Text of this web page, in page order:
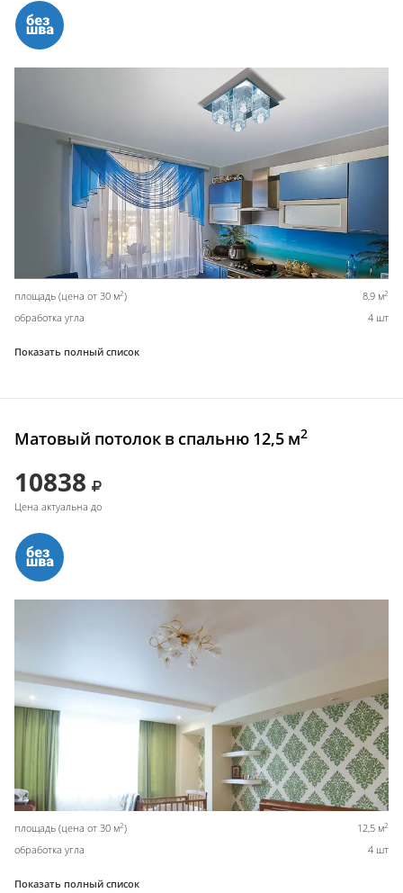
площадь (цена от 30 м2) 8,9 м2
обработка угла 4 шт
Показать полный список
Матовый потолок в спальню 12,5 м2
10838
Цена актуальна до
площадь (цена от 30 м2) 12,5 м2
обработка угла 4 шт
Показать полный список